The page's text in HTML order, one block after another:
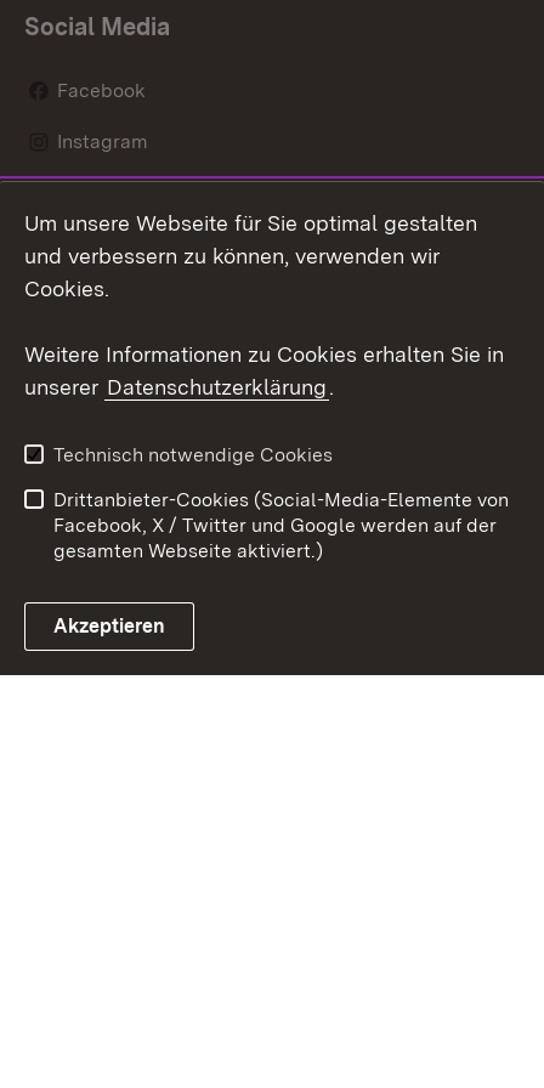
Social Media
Facebook
Instagram
Mastodon
Youtube
Link zum Landesportal
Kontakt
Datenschutz
Barrierefreiheit
Impressum Cookies
Um unsere Webseite für Sie optimal gestalten
und verbessern zu können, verwenden wir
Cookies.
Weitere Informationen zu Cookies erhalten Sie in
unserer Datenschutzerklärung.
Technisch notwendige Cookies
Drittanbieter-Cookies (Social-Media-Elemente von
Facebook, X / Twitter und Google werden auf der
gesamten Webseite aktiviert.)
Akzeptieren